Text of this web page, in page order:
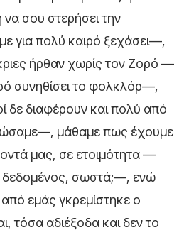
να σου στερήσει την
για πολύ καιρό ξεχάσει—,
ήρθαν χωρίς τον Ζορό —
συνηθίσει το φολκλόρ—,
δε διαφέρουν και πολύ από
μάθαμε πως έχουμε
μας, σε ετοιμότητα —
δεδομένος, σωστά;—, ενώ
εμάς γκρεμίστηκε ο
τόσα αδιέξοδα και δεν το